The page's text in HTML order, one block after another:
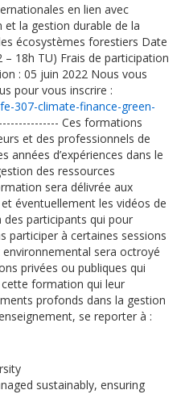
en lien avec
la gestion durable de la
écosystèmes forestiers Date
– 18h TU) Frais de participation
: 05 juin 2022 Nous vous
pour vous inscrire :
307-climate-finance-green-
Ces formations
et des professionnels de
années d’expériences dans le
des ressources
sera délivrée aux
éventuellement les vidéos de
participants qui pour
participer à certaines sessions
sera octroyé
privées ou publiques qui
formation qui leur
profonds dans la gestion
se reporter à :
sustainably, ensuring